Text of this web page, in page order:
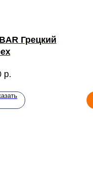
Грецкий
р.